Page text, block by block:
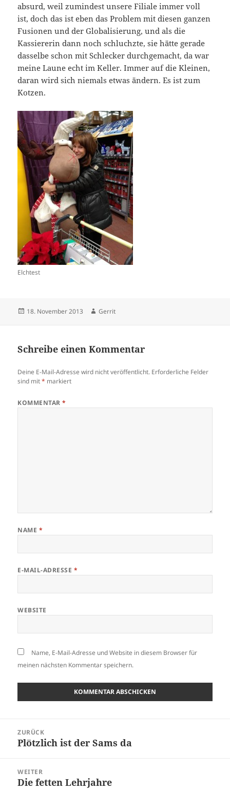
absurd, weil zumindest unsere Filiale immer voll
ist, doch das ist eben das Problem mit diesen ganzen
Fusionen und der Globalisierung, und als die
Kassiererin dann noch schluchzte, sie hätte gerade
dasselbe schon mit Schlecker durchgemacht, da war
meine Laune echt im Keller. Immer auf die Kleinen,
daran wird sich niemals etwas ändern. Es ist zum
Kotzen.
Elchtest
Veröffentlicht
18. November 2013 Autor
Gerrit
Schreibe einen Kommentar
Deine E-Mail-Adresse wird nicht veröffentlicht. Erforderliche Felder
sind mit* markiert
KOMMENTAR*
NAME *
E-MAIL-ADRESSE *
WEBSITE
Name, E-Mail-Adresse und Website in diesem Browser für
meinen nächsten Kommentar speichern.
ZURÜCK
Vorheriger
Plötzlich ist der Sams da
WEITER
Nächster
Die fetten Lehrjahre